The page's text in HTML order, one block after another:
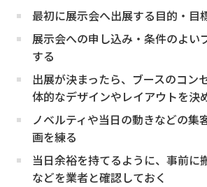
最初に展示会へ出展する目的・目
展示会への申し込み・条件のよい
する
出展が決まったら、ブースのコン
体的なデザインやレイアウトを決
ノベルティや当日の動きなどの集
画を練る
当日余裕を持てるように、事前に
などを業者と確認しておく